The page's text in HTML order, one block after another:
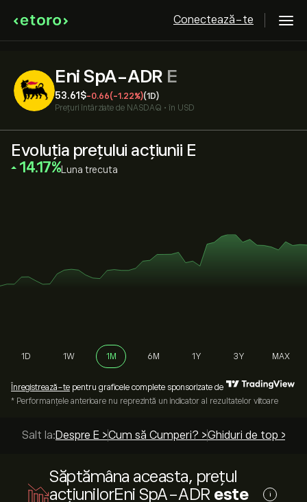
Conectează-te
Eni SpA-ADR E
53.61‎$‎-0.66(-1.22%)(1D)
Prețuri întârziate de NASDAQ • în USD
Evoluția prețului acțiunii E
‎14.17‎ Luna trecuta
1D 1W 1M 6M 1Y 3Y MAX
Înregistrează-te pentru graficele complete sponsorizate de
* Performanțele anterioare nu reprezintă un indicator al rezultatelor viitoare
Salt la:Despre E >Cum să Cumperi? >Ghiduri de top >
Săptămâna aceasta, prețul
acțiunilorEni SpA-ADR este
i